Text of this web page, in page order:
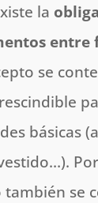
la
entre
se
básicas
también se